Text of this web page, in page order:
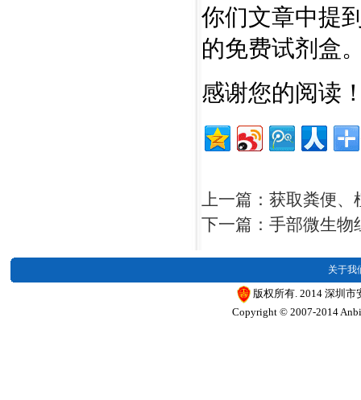
你们文章中提
的免费试剂盒
感谢您的阅读
上一篇：获取粪便、
下一篇：手部微生物
关于我
版权所有. 2014 深圳
Copyright © 2007-2014